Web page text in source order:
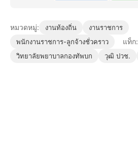
หมวดหมู่: งานท้องถิ่น
งานราชการ
พนักงานราชการ-ลูกจ้างชั่วคราว
แท็ก:
วิทยาลัยพยาบาลกองทัพบก
วุฒิ ปวช.